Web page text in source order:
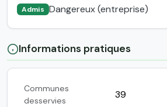
Admis Dangereux (entreprise)
Informations pratiques
Communes
desservies
39